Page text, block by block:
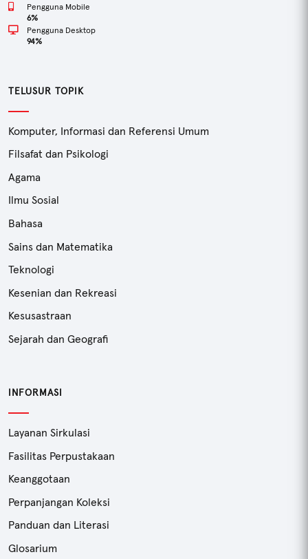
Pengguna Mobile
6%
Pengguna Desktop
94%
TELUSUR TOPIK
Komputer, Informasi dan Referensi Umum
Filsafat dan Psikologi
Agama
Ilmu Sosial
Bahasa
Sains dan Matematika
Teknologi
Kesenian dan Rekreasi
Kesusastraan
Sejarah dan Geografi
INFORMASI
Layanan Sirkulasi
Fasilitas Perpustakaan
Keanggotaan
Perpanjangan Koleksi
Panduan dan Literasi
Glosarium